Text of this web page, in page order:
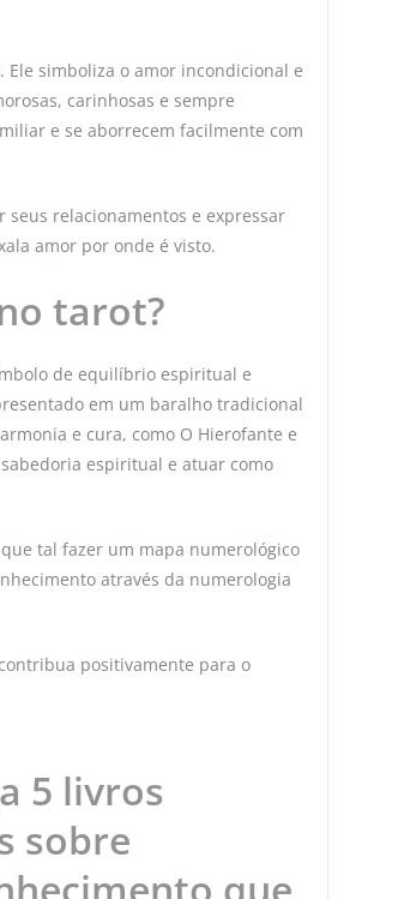
Ele simboliza o amor incondicional e
carinhosas e sempre
e se aborrecem facilmente com
relacionamentos e expressar
amor por onde é visto.
tarot?
de equilíbrio espiritual e
em um baralho tradicional
e cura, como O Hierofante e
espiritual e atuar como
tal fazer um mapa numerológico
através da numerologia
positivamente para o
5 livros
sobre